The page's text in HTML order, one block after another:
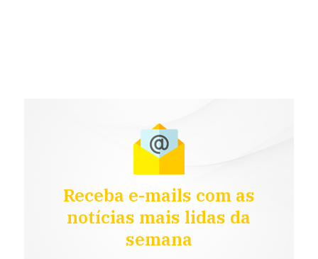
Receba e-mails com as
notícias mais lidas da
semana